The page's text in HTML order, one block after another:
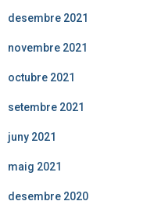
desembre 2021
novembre 2021
octubre 2021
setembre 2021
juny 2021
maig 2021
desembre 2020